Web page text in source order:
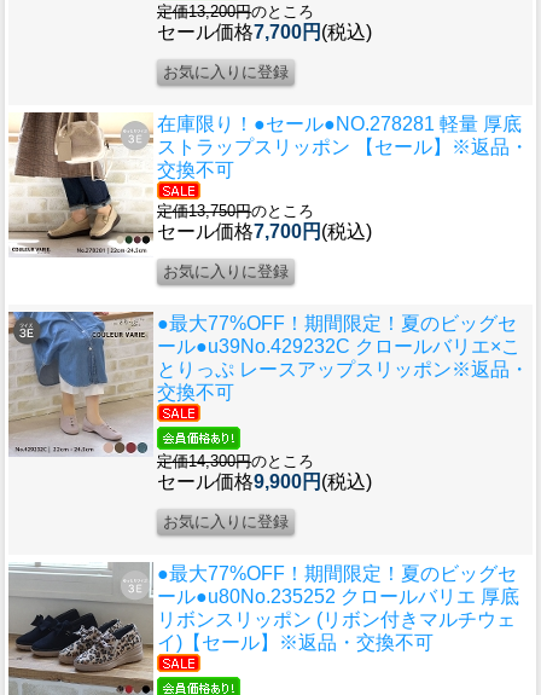
定価13,200円のところ
セール価格7,700円 (税込)
在庫限り！●セール●NO.278281 軽量 厚底
ストラップスリッポン 【セール】※返品・
交換不可
定価13,750円のところ
セール価格7,700円 (税込)
●最大77%OFF！期間限定！夏のビッグセ
ール●u39No.429232C クロールバリエ×こ
とりっぷ レースアップスリッポン※返品・
交換不可
定価14,300円のところ
セール価格9,900円 (税込)
●最大77%OFF！期間限定！夏のビッグセ
ール●u80No.235252 クロールバリエ 厚底
リボンスリッポン (リボン付きマルチウェ
イ)【セール】※返品・交換不可